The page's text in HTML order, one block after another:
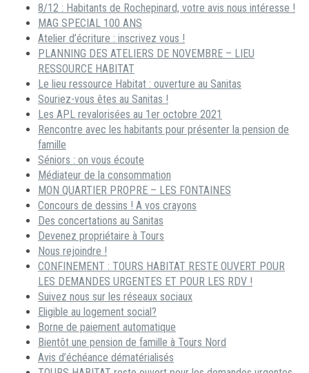
8/12 : Habitants de Rochepinard, votre avis nous intéresse !
MAG SPECIAL 100 ANS
Atelier d’écriture : inscrivez vous !
PLANNING DES ATELIERS DE NOVEMBRE – LIEU
RESSOURCE HABITAT
Le lieu ressource Habitat : ouverture au Sanitas
Souriez-vous êtes au Sanitas !
Les APL revalorisées au 1er octobre 2021
Rencontre avec les habitants pour présenter la pension de
famille
Séniors : on vous écoute
Médiateur de la consommation
MON QUARTIER PROPRE – LES FONTAINES
Concours de dessins ! A vos crayons
Des concertations au Sanitas
Devenez propriétaire à Tours
Nous rejoindre !
CONFINEMENT : TOURS HABITAT RESTE OUVERT POUR
LES DEMANDES URGENTES ET POUR LES RDV !
Suivez nous sur les réseaux sociaux
Eligible au logement social?
Borne de paiement automatique
Bientôt une pension de famille à Tours Nord
Avis d’échéance dématérialisés